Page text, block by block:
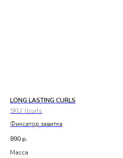
LONG LASTING CURLS
SKU: llcurls
Фиксатор завитка
890 р.
Масса